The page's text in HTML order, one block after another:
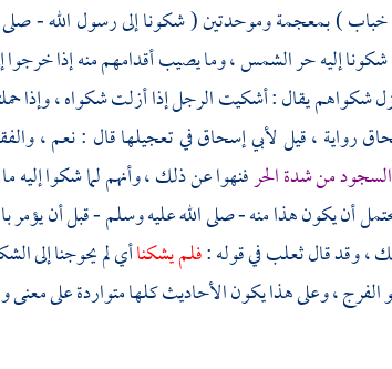
خباب) بمعجمة وموحدتين ( شكونا إلى رسول الله -
شكونا إليه حر الشمس ، وما يصيب أقدامهم منه إذا خرجوا
شكواهم يقال : أشكيت الرجل إذا أزلت شكواه ، وإذا
رواية ، قيللأبي إسحاقفي تعجيلها قال : نعم ،
من شدة الحرفنهوا عن ذلك ، وأنهم لما شكوا
أن يكون هذا منه - صلى الله عليه وسلم - قبل أن يؤمر
، وقد قالثعلبفي قوله :فلم يشكناأي لم يحوجنا إلى
الفرج ،وعلى هذا يكون الأحاديث كلها متواردة على معنى